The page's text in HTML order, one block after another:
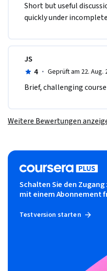
Short but useful
quickly under
JS
4 · Geprüft am 22. Aug.
Brief, challenging
Weitere Bewertungen
Schalten Sie den Zugang
mit einem Abonnement
Testversion starten